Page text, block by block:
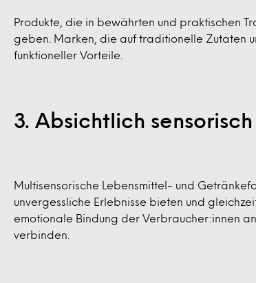
Produkte, die in bewährten und praktischen
geben. Marken, die auf traditionelle Zutaten
funktioneller Vorteile.
3. Absichtlich sensorisch
Multisensorische Lebensmittel- und
unvergessliche Erlebnisse bieten und
emotionale Bindung der Verbraucher:innen
verbinden.